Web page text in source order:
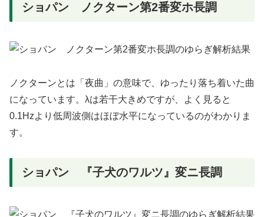
ショパン ノクターン第2番変ホ長調
ノクターンとは「夜曲」の意味で、ゆったり落ち着いた曲
になっています。λは若干大きめですが、よく見ると
0.1Hzより低周波側はほぼ水平になっているのがわかりま
す。
ショパン 『子犬のワルツ』変ニ長調